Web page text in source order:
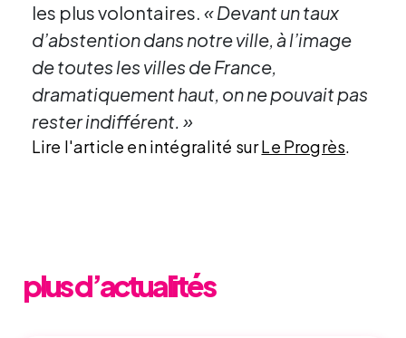
les plus volontaires. « Devant un taux
d’abstention dans notre ville, à l’image
de toutes les villes de France,
dramatiquement haut, on ne pouvait pas
rester indifférent. »
Lire l'article en intégralité surLe Progrès.
plus d’actualités